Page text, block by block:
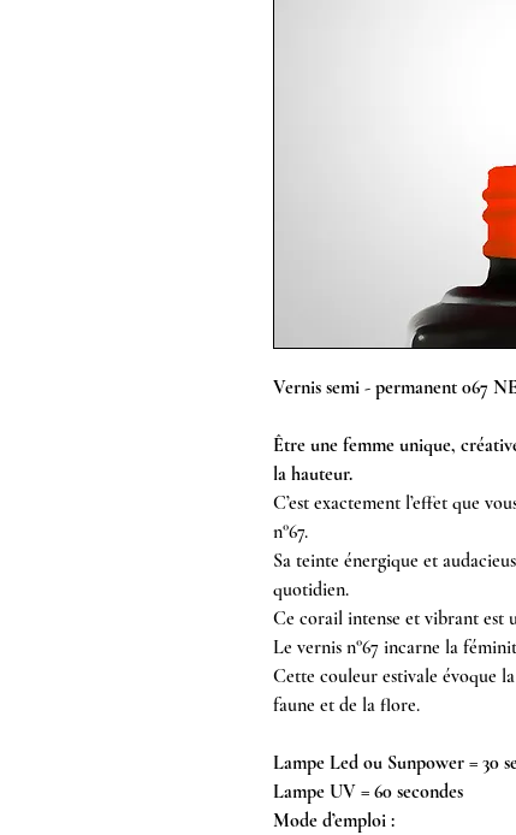
Vernis semi - permanent 067
Être une femme unique,
la hauteur.
C’est exactement l’effet que
n°67.
Sa teinte énergique et
quotidien.
Ce corail intense et vibrant est
Le vernis n°67 incarne la
Cette couleur estivale évoque
faune et de la flore.
Lampe Led ou Sunpower = 30
Lampe UV = 60 secondes
Mode d’emploi :